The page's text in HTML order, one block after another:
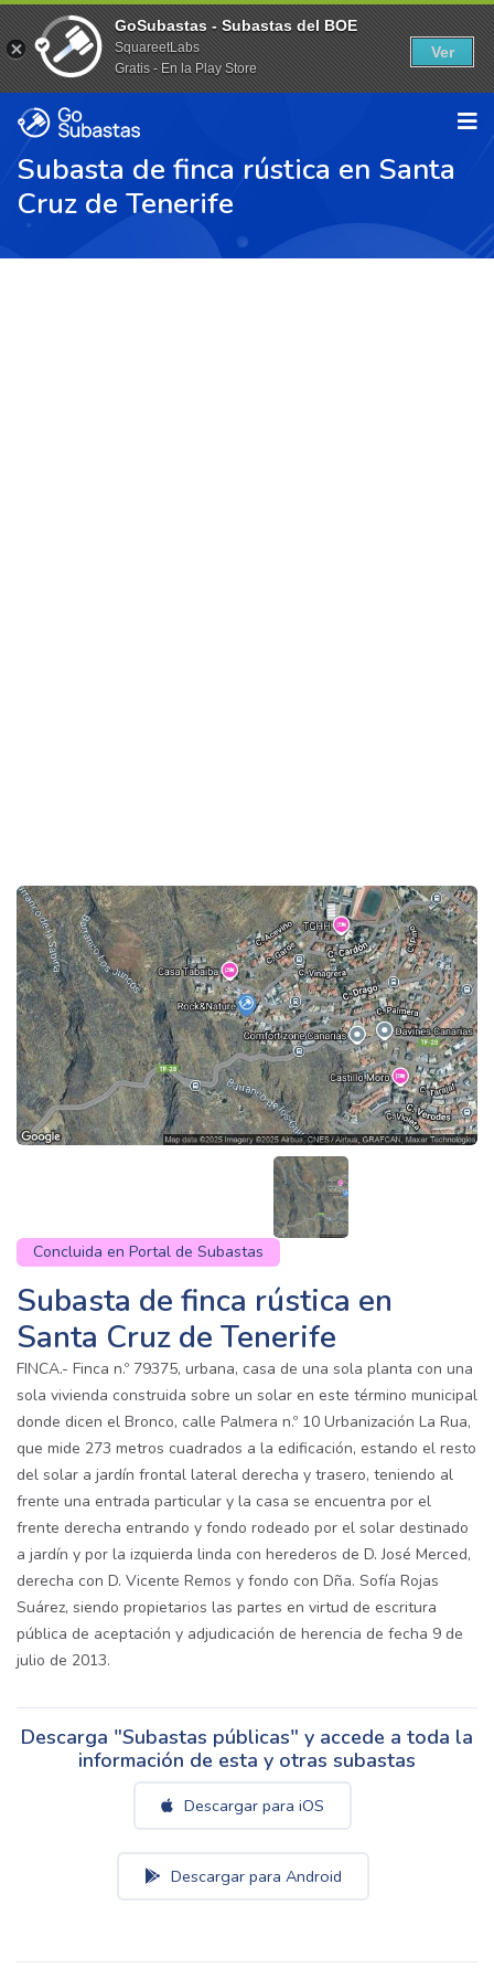
Subasta de finca rústica en Santa
Cruz de Tenerife
Concluida en Portal de Subastas
Subasta de finca rústica en
Santa Cruz de Tenerife
FINCA.- Finca n.º 79375, urbana, casa de una sola planta con una
sola vivienda construida sobre un solar en este término municipal
donde dicen el Bronco, calle Palmera n.º 10 Urbanización La Rua,
que mide 273 metros cuadrados a la edificación, estando el resto
del solar a jardín frontal lateral derecha y trasero, teniendo al
frente una entrada particular y la casa se encuentra por el
frente derecha entrando y fondo rodeado por el solar destinado
a jardín y por la izquierda linda con herederos de D. José Merced,
derecha con D. Vicente Remos y fondo con Dña. Sofía Rojas
Suárez, siendo propietarios las partes en virtud de escritura
pública de aceptación y adjudicación de herencia de fecha 9 de
julio de 2013.
Descarga "Subastas públicas" y accede a toda la
información de esta y otras subastas
Descargar para iOS
Descargar para Android
GoSubastas - Subastas del BOE
SquareetLabs
Gratis - En la Play Store
Ver